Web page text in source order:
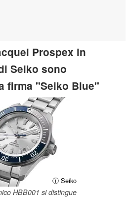
Prospex in
Seiko sono
firma "Seiko Blue"
ⓘ Seiko
HBB001 si distingue